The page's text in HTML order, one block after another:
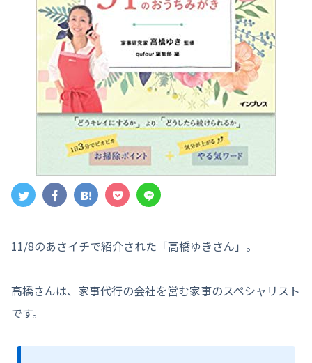
11/8のあさイチで紹介された「高橋ゆきさん」。
高橋さんは、家事代行の会社を営む家事のスペシャリスト
です。